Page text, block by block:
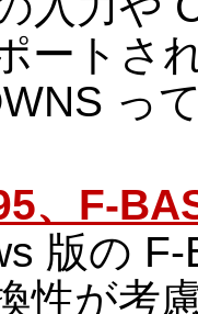
ートさ
っ
、F-
版の
性が考